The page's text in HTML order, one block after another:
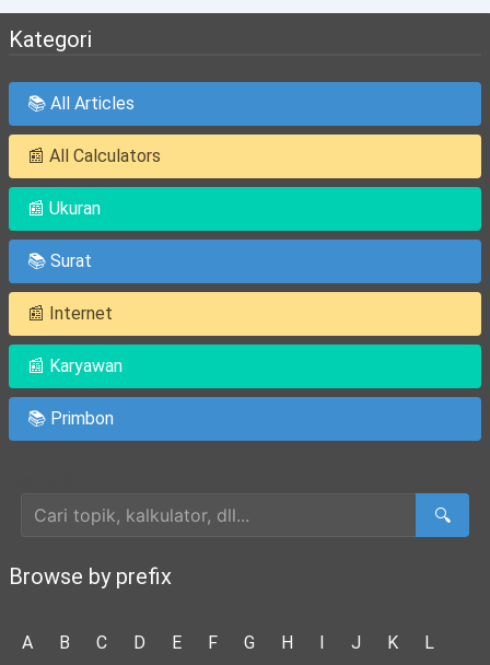
Kategori
📚 All Articles
📰 All Calculators
📰 Ukuran
📚 Surat
📰 Internet
📰 Karyawan
📚 Primbon
🔍
Browse by prefix
A B C D E F G H I J K L